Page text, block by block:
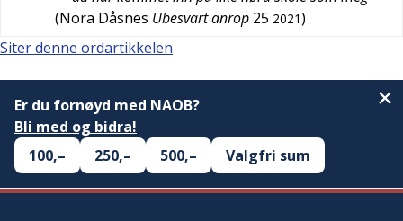
(Nora Dåsnes Ubesvart anrop 25 2021)
Siter denne ordartikkelen
Er du fornøyd med NAOB?
Bli med og bidra!
100,–
250,– 500,– Valgfri sum